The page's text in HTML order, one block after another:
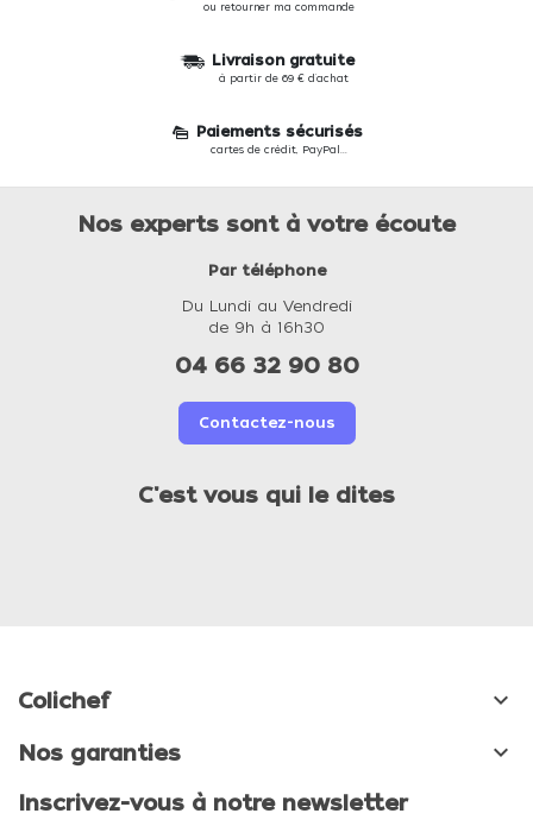
ou retourner ma commande
Livraison gratuite
à partir de 69 € d'achat
Paiements sécurisés
cartes de crédit, PayPal...
Nos experts sont à votre écoute
Par téléphone
Du Lundi au Vendredi
de 9h à 16h30
04 66 32 90 80
Contactez-nous
C'est vous qui le dites
Colichef 
Nos garanties 
Inscrivez-vous à notre newsletter